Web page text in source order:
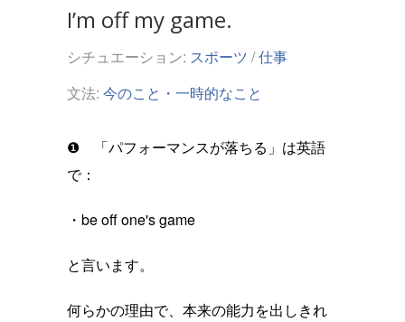
I’m off my game.
シチュエーション: スポーツ /仕事
文法: 今のこと・一時的なこと
❶ 「パフォーマンスが落ちる」は英語
で：
・be off one's game
と言います。
何らかの理由で、本来の能力を出しきれ